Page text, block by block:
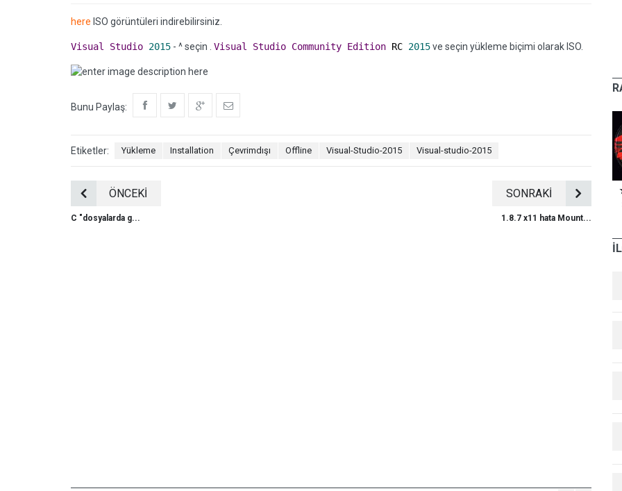
here ISO görüntüleri indirebilirsiniz.
Visual Studio 2015 - ^ seçin . Visual Studio Community Edition RC 2015ve seçin yükleme biçimi olarak ISO.
Bunu Paylaş:
Etiketler: Yükleme Installation Çevrimdışı Offline Visual-Studio-2015 Visual-studio-2015
ÖNCEKİ
C "dosyalarda g...
SONRAKİ
1.8.7 x11 hata Mount...